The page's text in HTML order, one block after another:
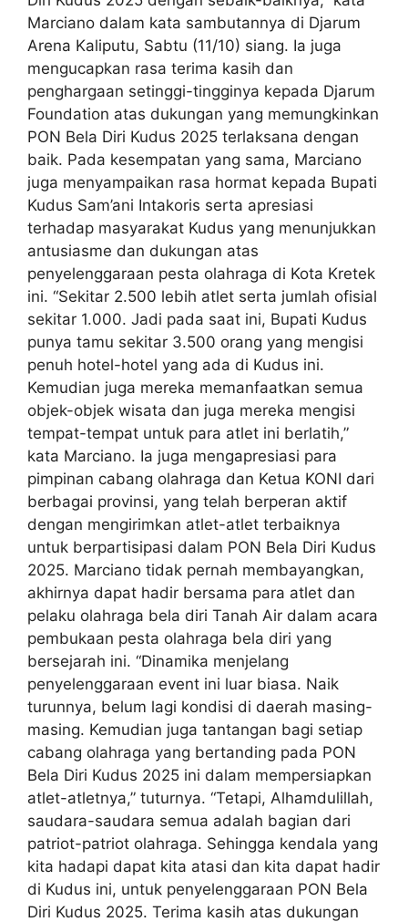
Marciano dalam kata sambutannya di Djarum
Arena Kaliputu, Sabtu (11/10) siang. Ia juga
mengucapkan rasa terima kasih dan
penghargaan setinggi-tingginya kepada Djarum
Foundation atas dukungan yang memungkinkan
PON Bela Diri Kudus 2025 terlaksana dengan
baik. Pada kesempatan yang sama, Marciano
juga menyampaikan rasa hormat kepada Bupati
Kudus Sam’ani Intakoris serta apresiasi
terhadap masyarakat Kudus yang menunjukkan
antusiasme dan dukungan atas
penyelenggaraan pesta olahraga di Kota Kretek
ini. “Sekitar 2.500 lebih atlet serta jumlah ofisial
sekitar 1.000. Jadi pada saat ini, Bupati Kudus
punya tamu sekitar 3.500 orang yang mengisi
penuh hotel-hotel yang ada di Kudus ini.
Kemudian juga mereka memanfaatkan semua
objek-objek wisata dan juga mereka mengisi
tempat-tempat untuk para atlet ini berlatih,”
kata Marciano. Ia juga mengapresiasi para
pimpinan cabang olahraga dan Ketua KONI dari
berbagai provinsi, yang telah berperan aktif
dengan mengirimkan atlet-atlet terbaiknya
untuk berpartisipasi dalam PON Bela Diri Kudus
2025. Marciano tidak pernah membayangkan,
akhirnya dapat hadir bersama para atlet dan
pelaku olahraga bela diri Tanah Air dalam acara
pembukaan pesta olahraga bela diri yang
bersejarah ini. “Dinamika menjelang
penyelenggaraan event ini luar biasa. Naik
turunnya, belum lagi kondisi di daerah masing-
masing. Kemudian juga tantangan bagi setiap
cabang olahraga yang bertanding pada PON
Bela Diri Kudus 2025 ini dalam mempersiapkan
atlet-atletnya,” tuturnya. “Tetapi, Alhamdulillah,
saudara-saudara semua adalah bagian dari
patriot-patriot olahraga. Sehingga kendala yang
kita hadapi dapat kita atasi dan kita dapat hadir
di Kudus ini, untuk penyelenggaraan PON Bela
Diri Kudus 2025. Terima kasih atas dukungan